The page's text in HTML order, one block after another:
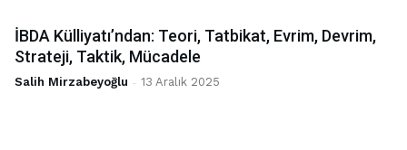
İBDA Külliyatı’ndan: Teori, Tatbikat, Evrim, Devrim,
Strateji, Taktik, Mücadele
Salih Mirzabeyoğlu - 13 Aralık 2025